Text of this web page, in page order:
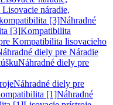
náradie,
[3]Náhradné
[3]Kompatibilita
Kompatibilita lisovacieho
diely pre Náradie
Náhradné diely pre
Náhradné diely pre
[1]Náhradné